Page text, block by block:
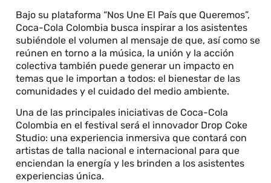
Bajo su plataforma “Nos Une El País que Queremos”,
Coca-Cola Colombia busca inspirar a los asistentes
subiéndole el volumen al mensaje de que, así como se
reúnen en torno a la música, la unión y la acción
colectiva también puede generar un impacto en
temas que le importan a todos: el bienestar de las
comunidades y el cuidado del medio ambiente.
Una de las principales iniciativas de Coca-Cola
Colombia en el festival será el innovador Drop Coke
Studio: una experiencia inmersiva que contará con
artistas de talla nacional e internacional para que
enciendan la energía y les brinden a los asistentes
experiencias única.